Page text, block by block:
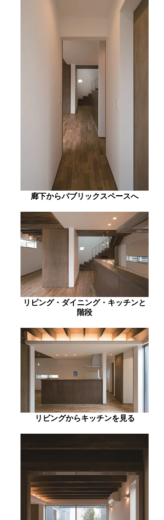
廊下からパブリックスペースへ
リビング・ダイニング・キッチンと
階段
リビングからキッチンを見る